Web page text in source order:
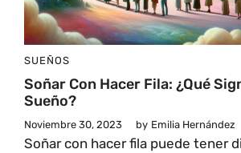
SUEÑOS
Soñar Con Hacer Fila: ¿Qué
Sueño?
Noviembre 30, 2023 by Emilia Hernández
Soñar con hacer fila puede tener